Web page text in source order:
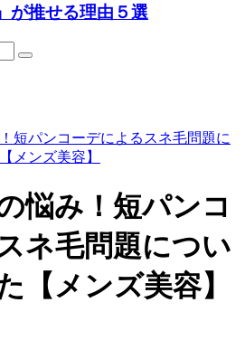
が推せる理由５選
短パンコーデによるスネ毛問題に
メンズ美容】
悩み！短パンコ
ネ毛問題につい
【メンズ美容】